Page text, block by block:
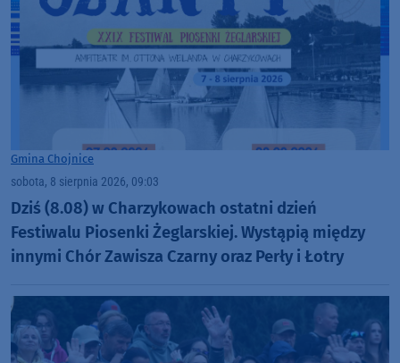
Gmina Chojnice
sobota, 8 sierpnia 2026, 09:03
Dziś (8.08) w Charzykowach ostatni dzień
Festiwalu Piosenki Żeglarskiej. Wystąpią między
innymi Chór Zawisza Czarny oraz Perły i Łotry